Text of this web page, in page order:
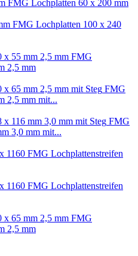
FMG Lochplatten 60 x 200 mm
FMG Lochplatten 100 x 240
FMG
2,5 mm
FMG
2,5 mm mit...
FMG
3,0 mm mit...
FMG Lochplattenstreifen
FMG Lochplattenstreifen
FMG
2,5 mm